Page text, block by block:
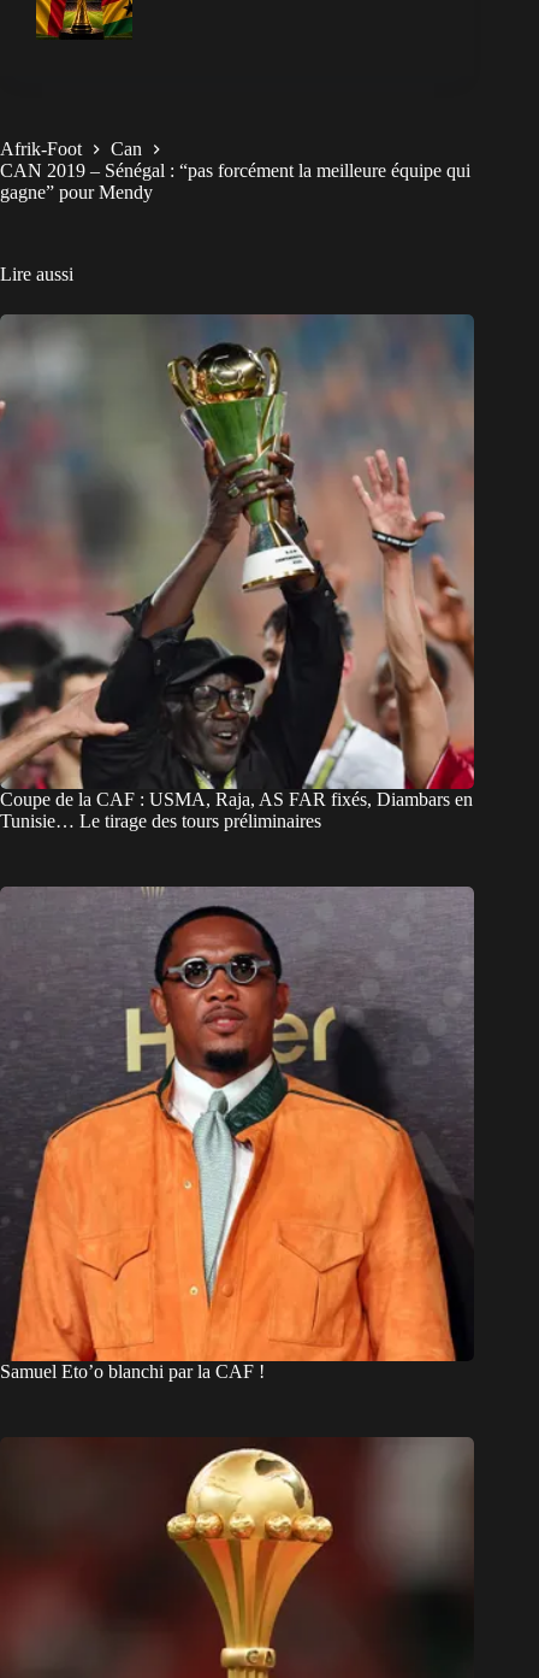
Afrik-Foot
Can
CAN 2019 – Sénégal : “pas forcément la meilleure équipe qui
gagne” pour Mendy
Lire aussi
Coupe de la CAF : USMA, Raja, AS FAR fixés, Diambars en
Tunisie… Le tirage des tours préliminaires
Samuel Eto’o blanchi par la CAF !